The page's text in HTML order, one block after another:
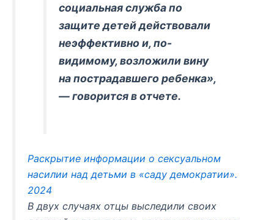
социальная служба по
защите детей действовали
неэффективно и, по-
видимому, возложили вину
на пострадавшего ребенка»,
— говорится в отчете.
Раскрытие информации о сексуальном
насилии над детьми в «саду демократии».
2024
В двух случаях отцы выследили своих